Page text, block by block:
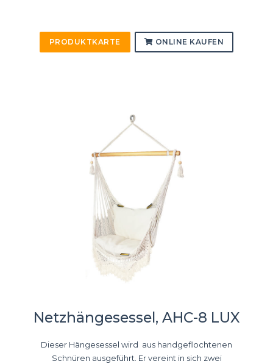
PRODUKTKARTE ONLINE KAUFEN
Netzhängesessel, AHC-8 LUX
Dieser Hängesessel wird aus handgeflochtenen
Schnüren ausgeführt. Er vereint in sich zwei